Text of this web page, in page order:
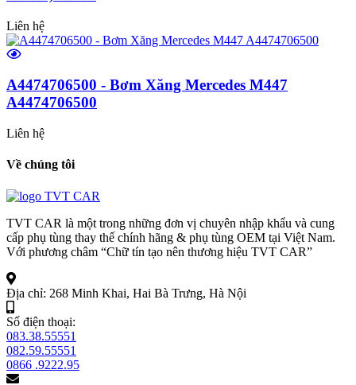
Liên hệ
A4474706500 - Bơm Xăng Mercedes M447
A4474706500
Liên hệ
Về chúng tôi
TVT CAR là một trong những đơn vị chuyên nhập khẩu và cung
cấp phụ tùng thay thế chính hãng & phụ tùng OEM tại Việt Nam.
Với phương châm “Chữ tín tạo nên thương hiệu TVT CAR”
Địa chỉ: 268 Minh Khai, Hai Bà Trưng, Hà Nội
Số điện thoại:
083.38.55551
082.59.55551
0866 .9222.95